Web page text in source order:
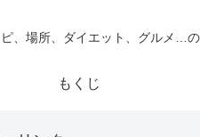
、場所、ダイエット、グルメ…
もくじ